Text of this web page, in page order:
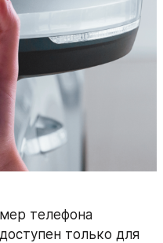
телефона
только для